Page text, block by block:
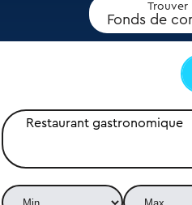
Trouver
Fonds de
Restaurant gastronomique